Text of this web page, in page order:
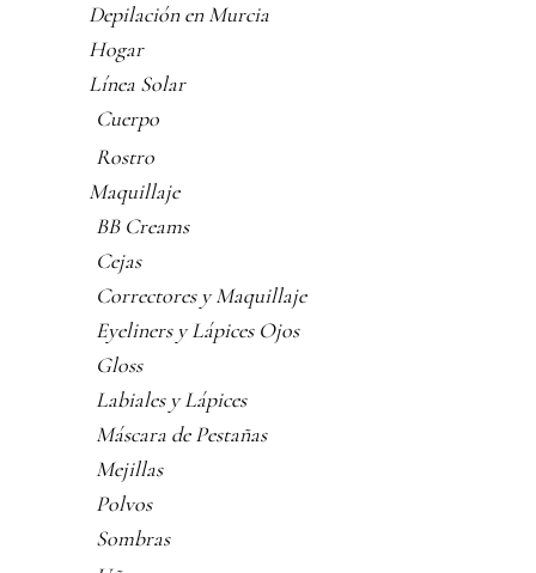
Depilación en Murcia
Hogar
Línea Solar
Cuerpo
Rostro
Maquillaje
BB Creams
Cejas
Correctores y Maquillaje
Eyeliners y Lápices Ojos
Gloss
Labiales y Lápices
Máscara de Pestañas
Mejillas
Polvos
Sombras